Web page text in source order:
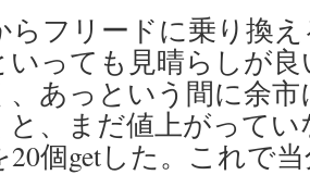
らフリードに乗り換
いっても見晴らしが
、あっという間に余
と、まだ値上がって
個getした。これで